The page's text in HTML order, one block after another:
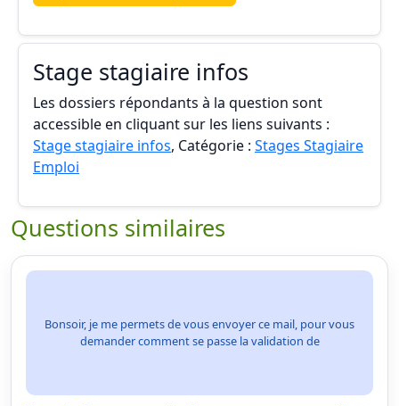
Stage stagiaire infos
Les dossiers répondants à la question sont
accessible en cliquant sur les liens suivants :
Stage stagiaire infos, Catégorie : Stages Stagiaire
Emploi
Questions similaires
Bonsoir, je me permets de vous envoyer ce mail, pour vous
demander comment se passe la validation de